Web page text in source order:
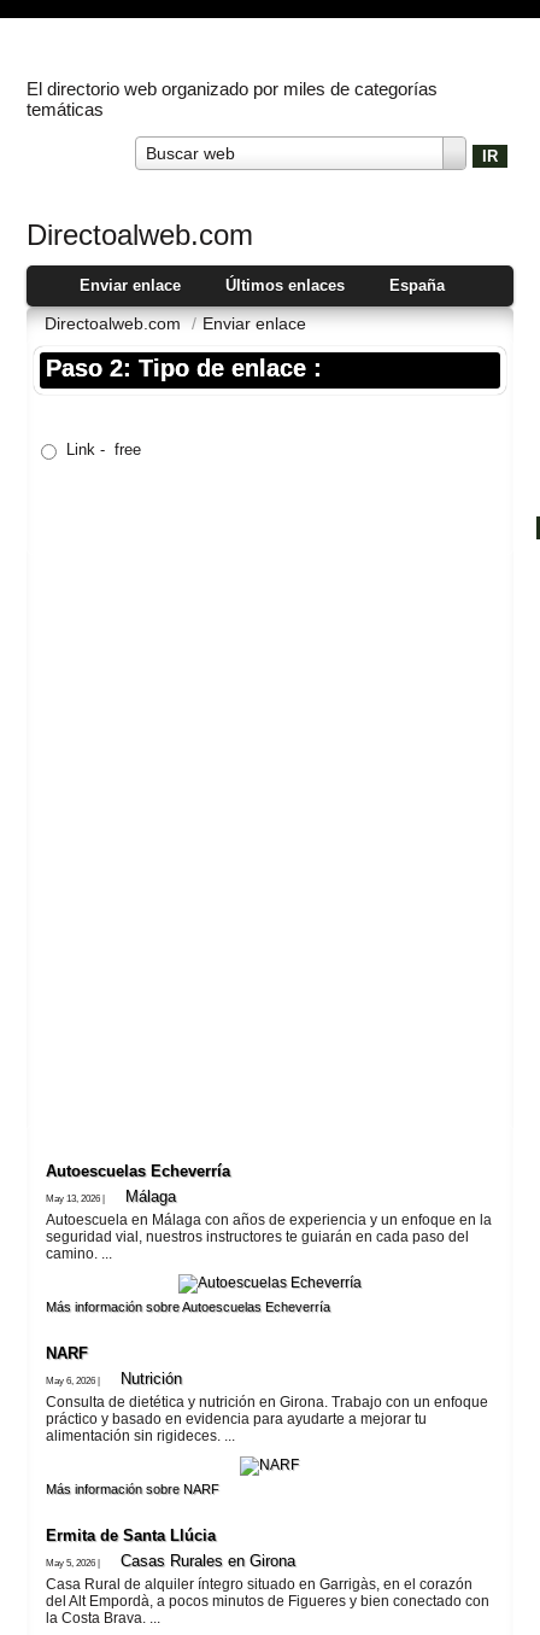
El directorio web organizado por miles de categorías
temáticas
Buscar web
Directoalweb.com
Enviar enlace Últimos enlaces España
Directoalweb.com / Enviar enlace
Paso 2: Tipo de enlace :
Link - free
Autoescuelas Echeverría
May 13, 2026 | Málaga
Autoescuela en Málaga con años de experiencia y un enfoque en la
seguridad vial, nuestros instructores te guiarán en cada paso del
camino. ...
Más información sobre Autoescuelas Echeverría
NARF
May 6, 2026 | Nutrición
Consulta de dietética y nutrición en Girona. Trabajo con un enfoque
práctico y basado en evidencia para ayudarte a mejorar tu
alimentación sin rigideces. ...
Más información sobre NARF
Ermita de Santa Llúcia
May 5, 2026 | Casas Rurales en Girona
Casa Rural de alquiler íntegro situado en Garrigàs, en el corazón
del Alt Empordà, a pocos minutos de Figueres y bien conectado con
la Costa Brava. ...